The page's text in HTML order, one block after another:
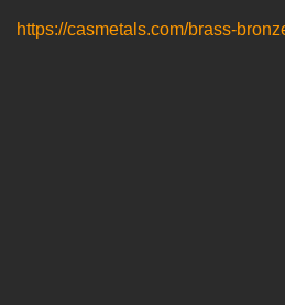
https://casmetals.com/brass-